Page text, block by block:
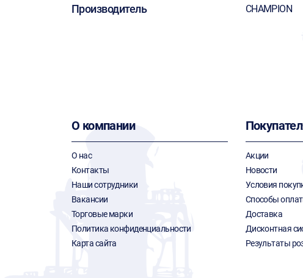
Производитель CHAMPION
О компании
О нас
Контакты
Наши сотрудники
Вакансии
Торговые марки
Политика конфиденциальности
Карта сайта
Акции
Новости
Условия
Способы
Доставка
Дисконтная
Результаты